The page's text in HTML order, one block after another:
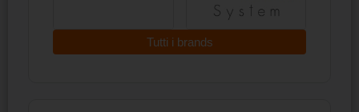
Tutti i brands